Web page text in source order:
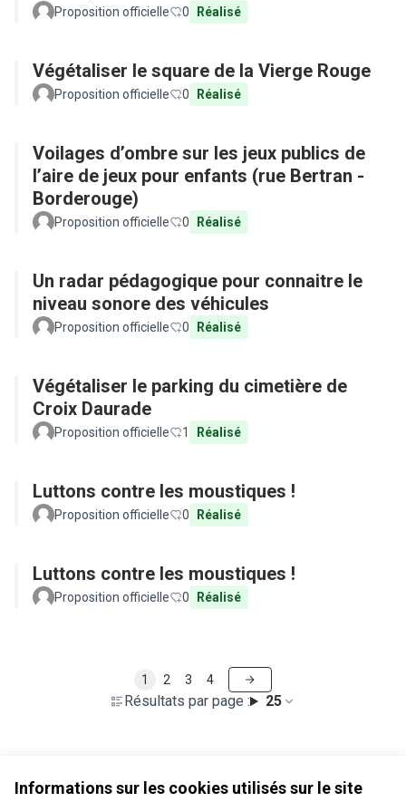
Informations sur les cookies utilisés sur le site
Proposition officielle 0 Réalisé
Végétaliser le square de la Vierge Rouge
Proposition officielle 0 Réalisé
Voilages d’ombre sur les jeux publics de
l’aire de jeux pour enfants (rue Bertran -
Borderouge)
Proposition officielle 0 Réalisé
Un radar pédagogique pour connaitre le
niveau sonore des véhicules
Proposition officielle 0 Réalisé
Végétaliser le parking du cimetière de
Croix Daurade
Proposition officielle 1 Réalisé
Luttons contre les moustiques !
Proposition officielle 0 Réalisé
Luttons contre les moustiques !
Proposition officielle 0 Réalisé
Résultats par page : 25
1 2 3 4